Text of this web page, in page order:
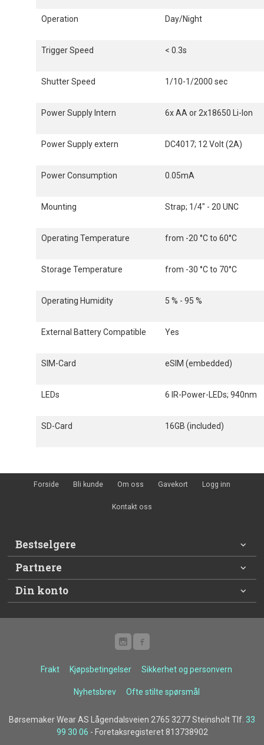
Operation Day/Night
Trigger Speed < 0.3s
Shutter Speed 1/10-1/2000 sec
Power Supply Intern 6x AA or 2x18650 Li-Ion
Power Supply extern DC4017; 12 Volt (2A)
Power Consumption 0.05mA
Mounting Strap; 1/4" - 20 UNC
Operating Temperature from -20 °C to 60°C
Storage Temperature from -30 °C to 70°C
Operating Humidity 5 % - 95 %
External Battery Compatible Yes
SIM-Card eSIM (embedded)
LEDs 6 IR-Power-LEDs; 940nm
SD-Card 16GB (included)
Forside Bli kunde Om oss Gavekort Logg inn
Kontakt oss
Bestselgere
Partnere
Din konto
Frakt Kjøpsbetingelser Sikkerhet og personvern
Nyhetsbrev Ofte stilte spørsmål
Børsemaker Wear AS Lågendalsveien 2765 3277 Steinsholt Tlf. 33
99 30 06 - Foretaksregisteret 813738902